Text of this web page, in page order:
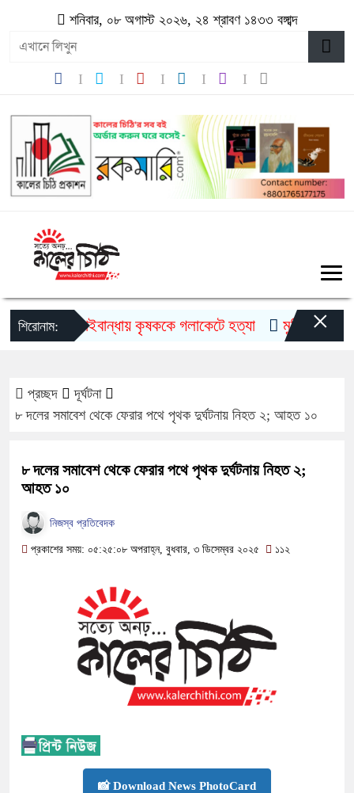
শনিবার, ০৮ অগাস্ট ২০২৬, ২৪ শ্রাবণ ১৪৩৩ বঙ্গাব্দ
শিরোনাম:গাইবান্ধায় কৃষককে গলাকেটে হত্যা মুজিববর্ষ×
প্রচ্ছদ
দূর্ঘটনা
৮ দলের সমাবেশ থেকে ফেরার পথে পৃথক দুর্ঘটনায় নিহত ২; আহত ১০
৮ দলের সমাবেশ থেকে ফেরার পথে পৃথক দুর্ঘটনায় নিহত ২;
আহত ১০
নিজস্ব প্রতিবেদক
প্রকাশের সময়: ০৫:২৫:০৮ অপরাহ্ন, বুধবার, ৩ ডিসেম্বর ২০২৫ ১১২
📸 Download News PhotoCard